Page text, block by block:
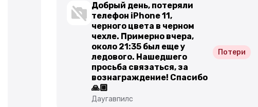
Добрый день, потеряли
телефон iPhone 11,
черного цвета в черном
чехле. Примерно вчера,
около 21:35 был еще у
ледового. Нашедшего
просьба связаться, за
вознаграждение! Спасибо
🙏🏼
Даугавпилс
Потери